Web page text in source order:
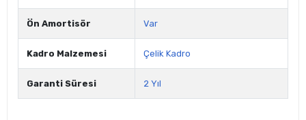
Ön Amortisör Var
Kadro Malzemesi Çelik Kadro
Garanti Süresi 2 Yıl